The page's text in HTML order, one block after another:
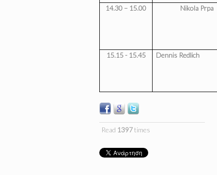
14.30 – 15.00 Nikola Prpa
15.15 - 15.45 Dennis Redlich
Read 1397times